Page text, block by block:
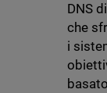
DNS
che
i